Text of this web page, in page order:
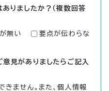
りましたか？（複数回答
無い
要点が伝わらな
意見がありましたらご記入
きません。また、個人情報